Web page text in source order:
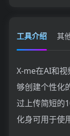
工具介绍 其
X-me在AI和
够创建个性化
过上传简短的
化身可用于使